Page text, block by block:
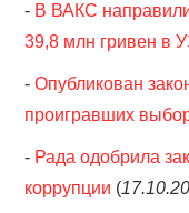
- В ВАКС
39,8 млн гривен в
-Опубликован
проигравших
- Рада одобрила
коррупции (